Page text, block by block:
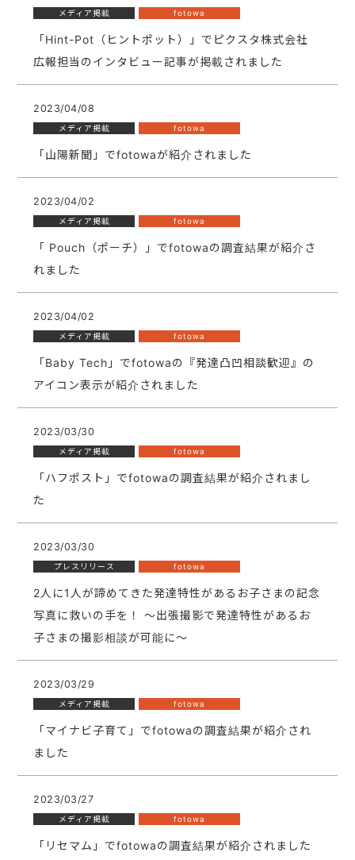
メディア掲載 fotowa
「Hint-Pot（ヒントポット）」でピクスタ株式会社
広報担当のインタビュー記事が掲載されました
2023/04/08
メディア掲載 fotowa
「山陽新聞」でfotowaが紹介されました
2023/04/02
メディア掲載 fotowa
「 Pouch（ポーチ）」でfotowaの調査結果が紹介さ
れました
2023/04/02
メディア掲載 fotowa
「Baby Tech」でfotowaの『発達凸凹相談歓迎』の
アイコン表示が紹介されました
2023/03/30
メディア掲載 fotowa
「ハフポスト」でfotowaの調査結果が紹介されまし
た
2023/03/30
プレスリリース fotowa
2人に1人が諦めてきた発達特性があるお子さまの記念
写真に救いの手を！ 〜出張撮影で発達特性があるお
子さまの撮影相談が可能に〜
2023/03/29
メディア掲載 fotowa
「マイナビ子育て」でfotowaの調査結果が紹介され
ました
2023/03/27
メディア掲載 fotowa
「リセマム」でfotowaの調査結果が紹介されました